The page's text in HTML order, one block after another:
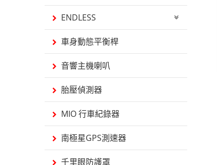
ENDLESS
車身動態平衡桿
音響主機喇叭
胎壓偵測器
MIO 行車紀錄器
南極星GPS測速器
千里眼防護罩